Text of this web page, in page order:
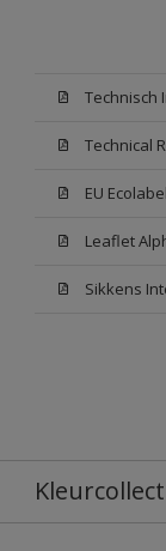
EU
Leaflet